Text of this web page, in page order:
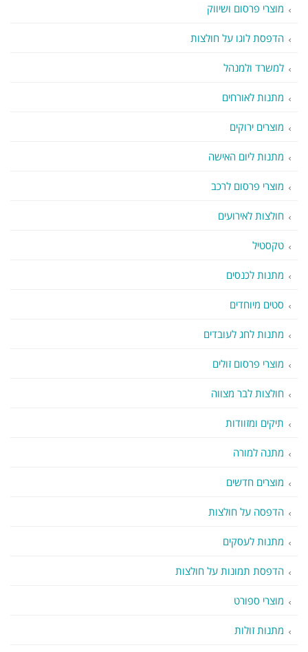
מוצרי פרסום ושיווק
הדפסת לוגו על חולצות
למשרד ולמנהל
מתנות לאורחים
מוצרים ירוקים
מתנות ליום האישה
מוצרי פרסום לרכב
חולצות לאירועים
טקסטיל
מתנות לכנסים
סטים מיוחדים
מתנות לחג לעובדים
מוצרי פרסום זולים
חולצות לבר מצווה
תיקים ומזוודות
מתנה למורה
מוצרים חדשים
הדפסה על חולצות
מתנות לעסקים
הדפסת תמונות על חולצות
מוצרי ספורט
מתנות זולות